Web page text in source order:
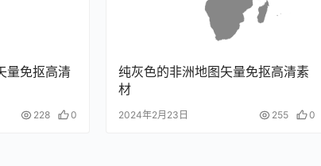
量免抠高清
228 0
纯灰色的非洲地图矢量免抠高清素
材
2024年2月23日 255 0